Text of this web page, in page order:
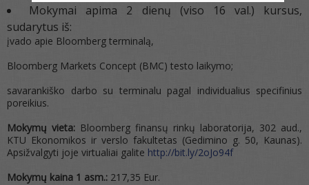
Mokymai apima 2 dienų (viso 16 val.) kursus,
sudarytus iš:
įvado apie Bloomberg terminalą,
Bloomberg Markets Concept (BMC) testo laikymo;
savarankiško darbo su terminalu pagal individualius specifinius
poreikius.
Mokymų vieta: Bloomberg finansų rinkų laboratorija, 302 aud.,
KTU Ekonomikos ir verslo fakultetas (Gedimino g. 50, Kaunas).
Apsižvalgyti joje virtualiai galite http://bit.ly/2oJo94f
Mokymų kaina 1 asm.: 217,35 Eur.